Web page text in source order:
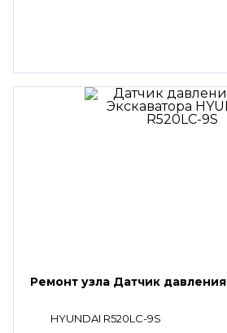
Ремонт узла Датчик давления
HYUNDAI R520LC-9S